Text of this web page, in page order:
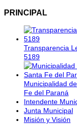
PRINCIPAL
Transparencia
5189
Municipalidad
Fe del Paraná
Intendente
Junta Municipal
Misión y Visión